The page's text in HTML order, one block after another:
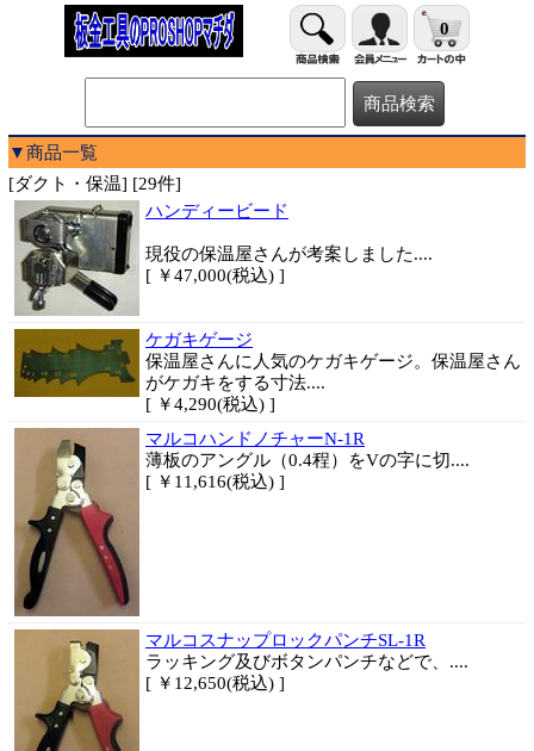
0
▼商品一覧
[ダクト・保温] [29件]
ハンディービード
現役の保温屋さんが考案しました....
[ ￥47,000(税込) ]
ケガキゲージ
保温屋さんに人気のケガキゲージ。保温屋さん
がケガキをする寸法....
[ ￥4,290(税込) ]
マルコハンドノチャーN-1R
薄板のアングル（0.4程）をVの字に切....
[ ￥11,616(税込) ]
マルコスナップロックパンチSL-1R
ラッキング及びボタンパンチなどで、....
[ ￥12,650(税込) ]